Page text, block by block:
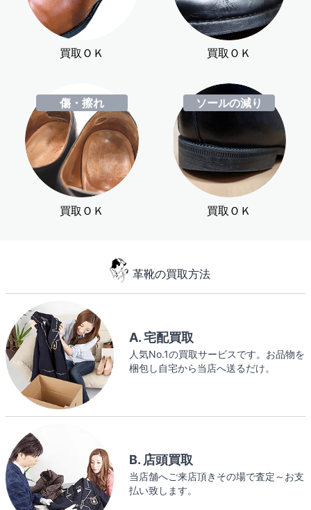
買取ＯＫ 買取ＯＫ
傷・擦れ
買取ＯＫ
ソールの減り
買取ＯＫ
革靴の買取方法
A. 宅配買取
人気No.1の買取サービスです。お品物を
梱包し自宅から当店へ送るだけ。
B. 店頭買取
当店舗へご来店頂きその場で査定～お支
払い致します。